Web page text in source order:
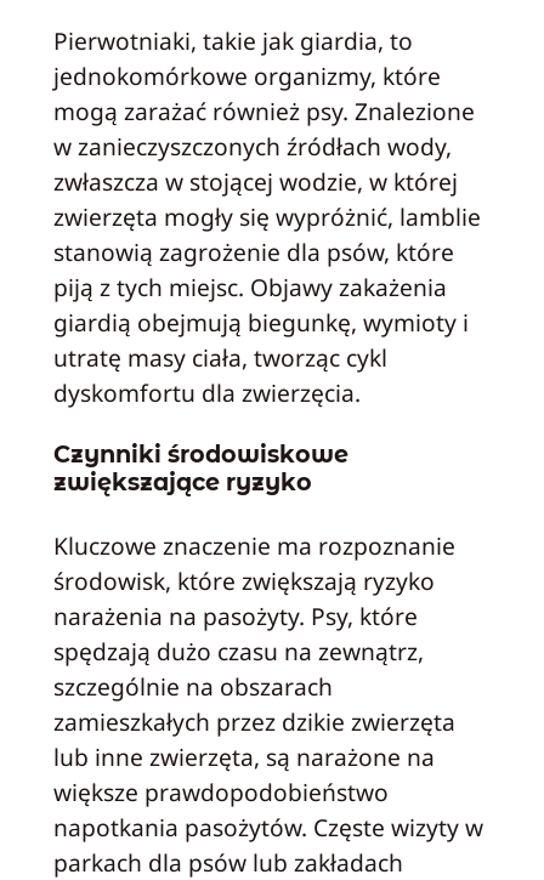
Pierwotniaki, takie jak giardia, to
jednokomórkowe organizmy, które
mogą zarażać również psy. Znalezione
w zanieczyszczonych źródłach wody,
zwłaszcza w stojącej wodzie, w której
zwierzęta mogły się wypróżnić, lamblie
stanowią zagrożenie dla psów, które
piją z tych miejsc. Objawy zakażenia
giardią obejmują biegunkę, wymioty i
utratę masy ciała, tworząc cykl
dyskomfortu dla zwierzęcia.
Czynniki środowiskowe
zwiększające ryzyko
Kluczowe znaczenie ma rozpoznanie
środowisk, które zwiększają ryzyko
narażenia na pasożyty. Psy, które
spędzają dużo czasu na zewnątrz,
szczególnie na obszarach
zamieszkałych przez dzikie zwierzęta
lub inne zwierzęta, są narażone na
większe prawdopodobieństwo
napotkania pasożytów. Częste wizyty w
parkach dla psów lub zakładach